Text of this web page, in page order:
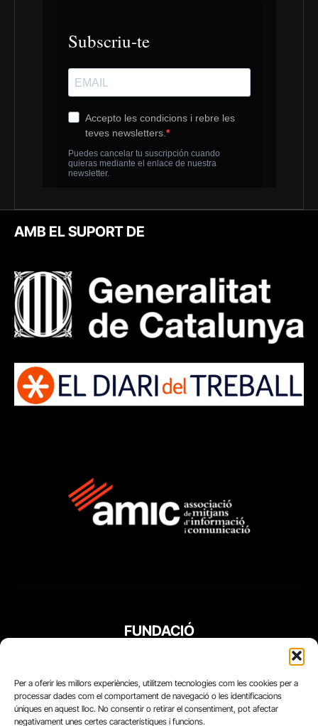
Per a oferir les millors experiències, utilitzem tecnologies com les cookies per a
processar dades com el comportament de navegació o les identificacions
úniques en aquest lloc. No consentir o retirar el consentiment, pot afectar
negativament unes certes característiques i funcions.
AMB EL SUPORT DE
FUNDACIÓ